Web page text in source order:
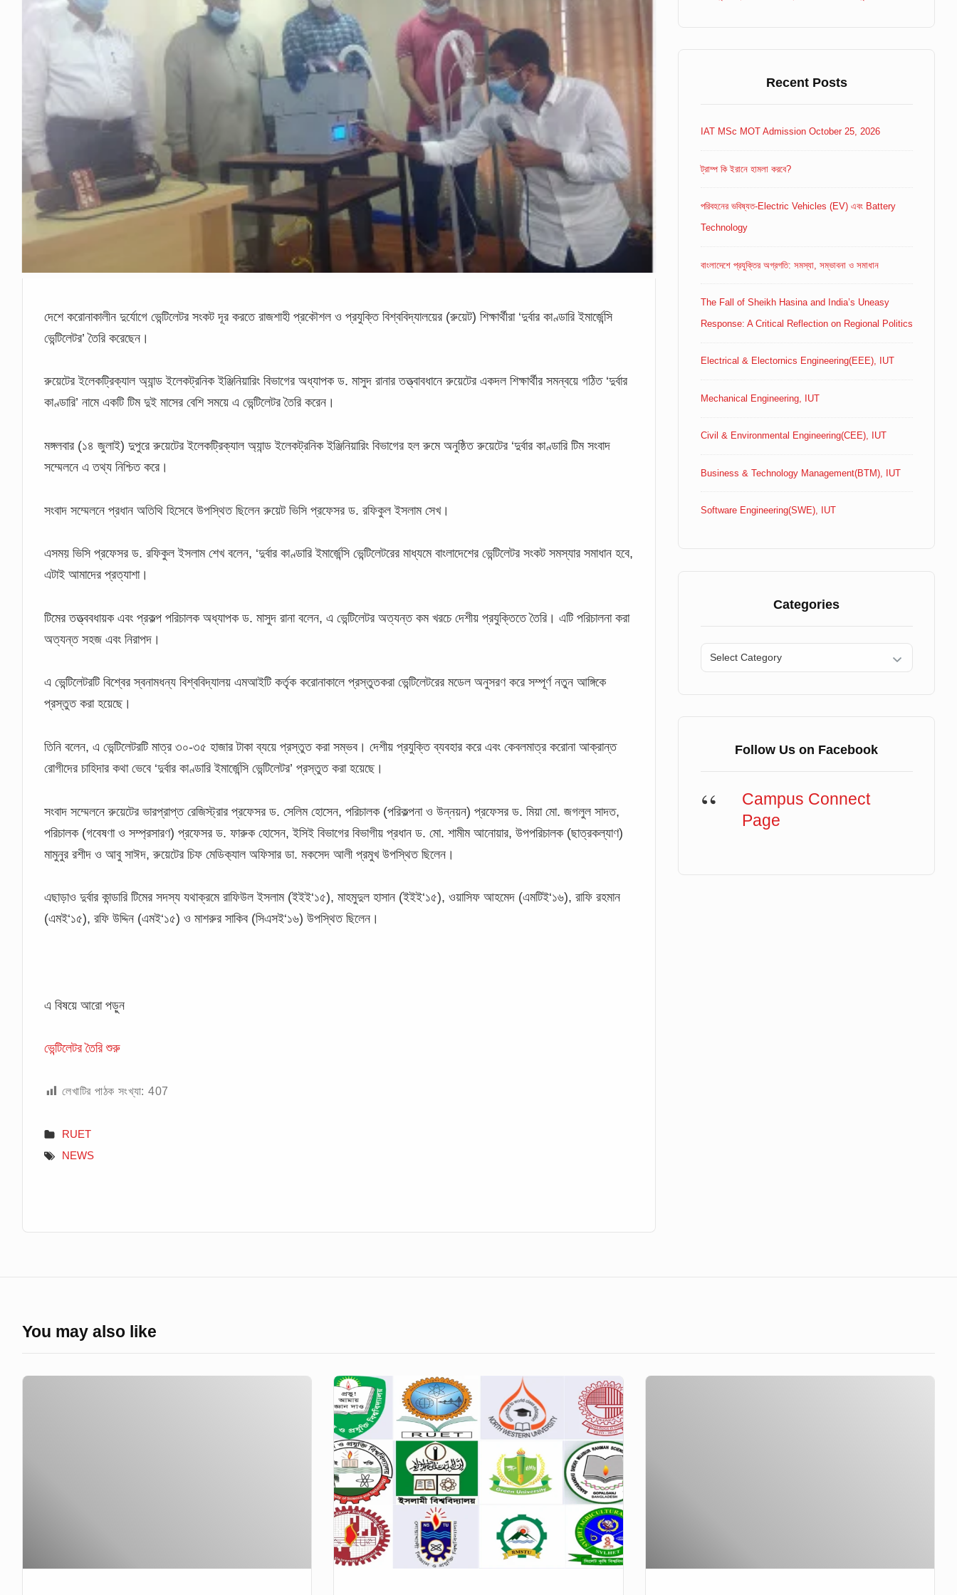
দেশে করোনাকালীন দুর্যোগে ভেন্টিলেটর সংকট দূর করতে রাজশাহী প্রকৌশল ও প্রযুক্তি বিশ্ববিদ্যালয়ের (রুয়েট) শিক্ষার্থীরা ‘দুর্বার কাণ্ডারি ইমার্জেন্সি
ভেন্টিলেটর’ তৈরি করেছেন।
রুয়েটের ইলেকট্রিক্যাল অ‌্যান্ড ইলেকট্রনিক ইঞ্জিনিয়ারিং বিভাগের অধ্যাপক ড. মাসুদ রানার তত্ত্বাবধানে রুয়েটের একদল শিক্ষার্থীর সমন্বয়ে গঠিত ‘দুর্বার
কাণ্ডারি’ নামে একটি টিম দুই মাসের বেশি সময়ে এ ভেন্টিলেটর তৈরি করেন।
মঙ্গলবার (১৪ জুলাই) দুপুরে রুয়েটের ইলেকট্রিক্যাল অ‌্যান্ড ইলেকট্রনিক ইঞ্জিনিয়ারিং বিভাগের হল রুমে অনুষ্ঠিত রুয়েটের ‘দুর্বার কাণ্ডারি টিম সংবাদ
সম্মেলনে এ তথ্য নিশ্চিত করে।
সংবাদ সম্মেলনে প্রধান অতিথি হিসেবে উপস্থিত ছিলেন রুয়েট ভিসি প্রফেসর ড. রফিকুল ইসলাম সেখ।
এসময় ভিসি প্রফেসর ড. রফিকুল ইসলাম শেখ বলেন, ‘দুর্বার কাণ্ডারি ইমার্জেন্সি ভেন্টিলেটরের মাধ্যমে বাংলাদেশের ভেন্টিলেটর সংকট সমস্যার সমাধান হবে,
এটাই আমাদের প্রত্যাশা।
টিমের তত্ত্ববধায়ক এবং প্রকল্প পরিচালক অধ্যাপক ড. মাসুদ রানা বলেন, এ ভেন্টিলেটর অত্যন্ত কম খরচে দেশীয় প্রযুক্তিতে তৈরি। এটি পরিচালনা করা
অত্যন্ত সহজ এবং নিরাপদ।
এ ভেন্টিলেটরটি বিশ্বের স্বনামধন্য বিশ্ববিদ্যালয় এমআইটি কর্তৃক করোনাকালে প্রস্তুতকরা ভেন্টিলেটরের মডেল অনুসরণ করে সম্পূর্ণ নতুন আঙ্গিকে
প্রস্তুত করা হয়েছে।
তিনি বলেন, এ ভেন্টিলেটরটি মাত্র ৩০-৩৫ হাজার টাকা ব্যয়ে প্রস্তুত করা সম্ভব। দেশীয় প্রযুক্তি ব্যবহার করে এবং কেবলমাত্র করোনা আক্রান্ত
রোগীদের চাহিদার কথা ভেবে ‘দুর্বার কাণ্ডারি ইমার্জেন্সি ভেন্টিলেটর’ প্রস্তুত করা হয়েছে।
সংবাদ সম্মেলনে রুয়েটের ভারপ্রাপ্ত রেজিস্ট্রার প্রফেসর ড. সেলিম হোসেন, পরিচালক (পরিকল্পনা ও উন্নয়ন) প্রফেসর ড. মিয়া মো. জগলুল সাদত,
পরিচালক (গবেষণা ও সম্প্রসারণ) প্রফেসর ড. ফারুক হোসেন, ইসিই বিভাগের বিভাগীয় প্রধান ড. মো. শামীম আনোয়ার, উপপরিচালক (ছাত্রকল্যাণ)
মামুনুর রশীদ ও আবু সাঈদ, রুয়েটের চিফ মেডিক‌্যাল অফিসার ডা. মকসেদ আলী প্রমুখ উপস্থিত ছিলেন।
এছাড়াও দুর্বার কান্ডারি টিমের সদস্য যথাক্রমে রাফিউল ইসলাম (ইইই‘১৫), মাহমুদুল হাসান (ইইই‘১৫), ওয়াসিফ আহমেদ (এমটিই‘১৬), রাফি রহমান
(এমই‘১৫), রফি উদ্দিন (এমই‘১৫) ও মাশরুর সাকিব (সিএসই‘১৬) উপস্থিত ছিলেন।
এ বিষয়ে আরো পড়ুন
ভেন্টিলেটর তৈরি শুরু
লেখাটির পাঠক সংখ্যা: 407
RUET
NEWS
Recent Posts
IAT MSc MOT Admission October 25, 2026
ট্রাম্প কি ইরানে হামলা করবে?
পরিবহনের ভবিষ্যত-Electric Vehicles (EV) এবং Battery
Technology
বাংলাদেশে প্রযুক্তির অগ্রগতি: সমস্যা, সম্ভাবনা ও সমাধান
The Fall of Sheikh Hasina and India’s Uneasy
Response: A Critical Reflection on Regional Politics
Electrical & Electornics Engineering(EEE), IUT
Mechanical Engineering, IUT
Civil & Environmental Engineering(CEE), IUT
Business & Technology Management(BTM), IUT
Software Engineering(SWE), IUT
Categories
Categories
Follow Us on Facebook
Campus Connect
Page
You may also like
সামাজিক
দুরত্ব
নিশ্চিত
করনের
লক্ষ্যে
অনলাইন
ক্যাম্পেইন